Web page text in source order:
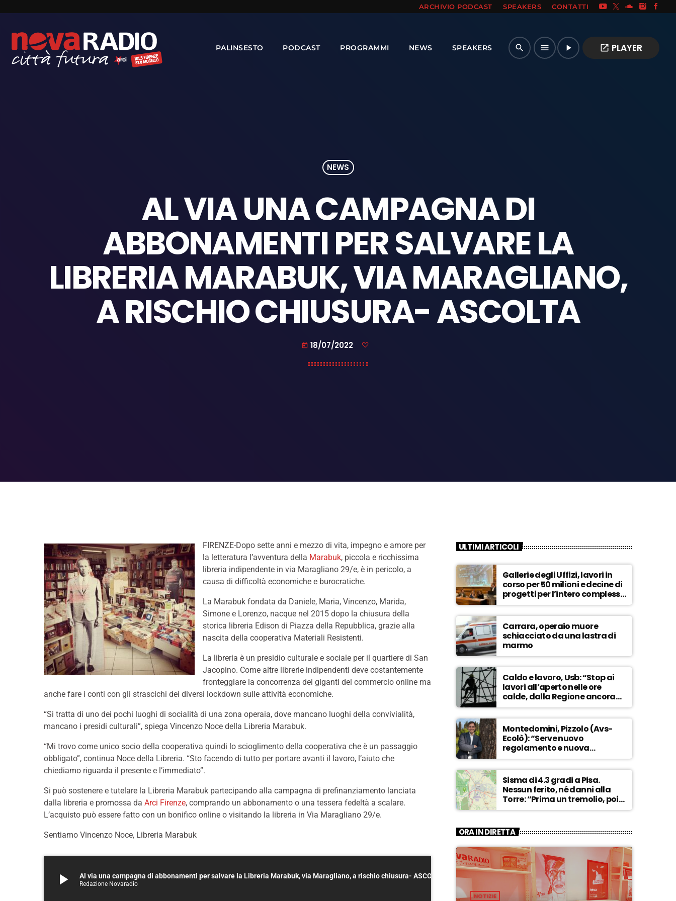
ARCHIVIO PODCAST SPEAKERS CONTATTI
PALINSESTO PODCAST PROGRAMMI NEWS SPEAKERS search menu play_arrow open_in_new PLAYER
NEWS
AL VIA UNA CAMPAGNA DI
ABBONAMENTI PER SALVARE LA
LIBRERIA MARABUK, VIA MARAGLIANO,
A RISCHIO CHIUSURA- ASCOLTA
today 18/07/2022
FIRENZE-Dopo sette anni e mezzo di vita, impegno e amore per
la letteratura l’avventura della Marabuk, piccola e ricchissima
libreria indipendente in via Maragliano 29/e, è in pericolo, a
causa di difficoltà economiche e burocratiche.
La Marabuk fondata da Daniele, Maria, Vincenzo, Marida,
Simone e Lorenzo, nacque nel 2015 dopo la chiusura della
storica libreria Edison di Piazza della Repubblica, grazie alla
nascita della cooperativa Materiali Resistenti.
La libreria è un presidio culturale e sociale per il quartiere di San
Jacopino. Come altre librerie indipendenti deve costantemente
fronteggiare la concorrenza dei giganti del commercio online ma
anche fare i conti con gli strascichi dei diversi lockdown sulle attività economiche.
“Si tratta di uno dei pochi luoghi di socialità di una zona operaia, dove mancano luoghi della convivialità,
mancano i presidi culturali”, spiega Vincenzo Noce della Libreria Marabuk.
“Mi trovo come unico socio della cooperativa quindi lo scioglimento della cooperativa che è un passaggio
obbligato”, continua Noce della Libreria. “Sto facendo di tutto per portare avanti il lavoro, l’aiuto che
chiediamo riguarda il presente e l’immediato”.
Si può sostenere e tutelare la Libreria Marabuk partecipando alla campagna di prefinanziamento lanciata
dalla libreria e promossa da Arci Firenze, comprando un abbonamento o una tessera fedeltà a scalare.
L’acquisto può essere fatto con un bonifico online o visitando la libreria in Via Maragliano 29/e.
Sentiamo Vincenzo Noce, Libreria Marabuk
play_arrow Redazione Novaradio
ULTIMI ARTICOLI
Gallerie degli Uffizi, lavori in
corso per 50 milioni e decine di
progetti per l’intero complesso
museale – ASCOLTA
Carrara, operaio muore
schiacciato da una lastra di
marmo
Caldo e lavoro, Usb: “Stop ai
lavori all’aperto nelle ore
calde, dalla Regione ancora
nessuna risposta” – ASCOLTA
Montedomini, Pizzolo (Avs-
Ecolò): “Serve nuovo
regolamento e nuova
governance. La vecchia
dirigenza inadatta a guidare
la svolta” – ASCOLTA
Sisma di 4.3 gradi a Pisa.
Nessun ferito, né danni alla
Torre: “Prima un tremolio, poi
due scosse forti di 3/4 secondi”
ORA IN DIRETTA
NOTIZIE